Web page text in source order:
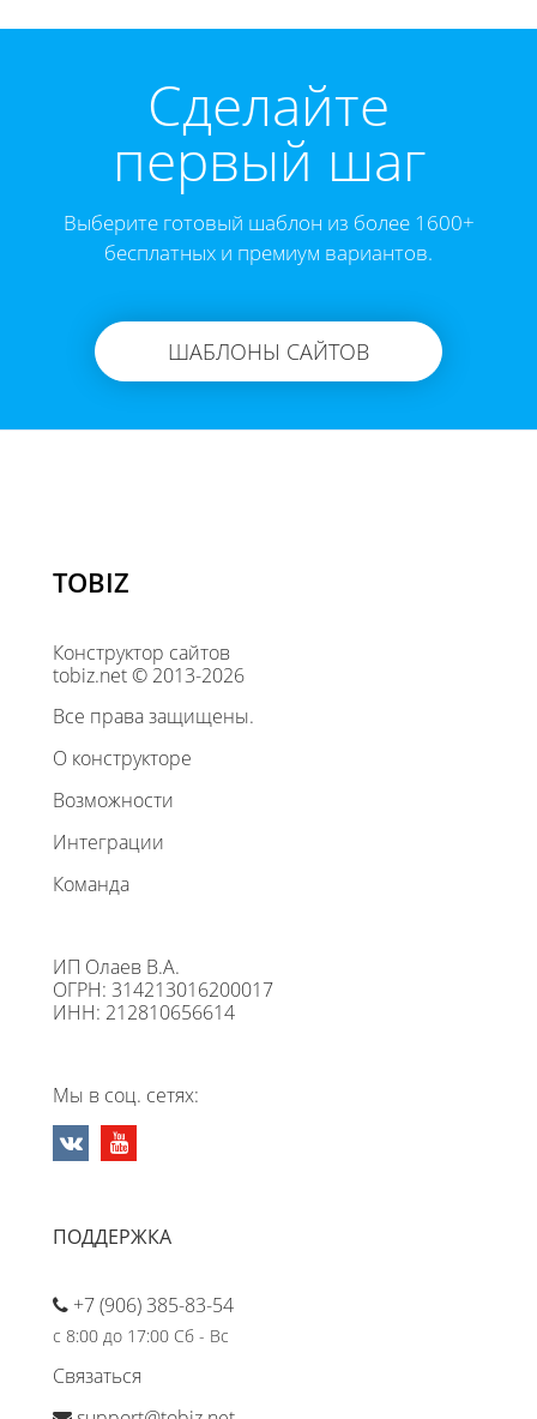
Cделайте
первый шаг
Выберите готовый шаблон из более 1600+
бесплатных и премиум вариантов.
ШАБЛОНЫ САЙТОВ
TOBIZ
Конструктор сайтов
tobiz.net © 2013-2026
Все права защищены.
О конструкторе
Возможности
Интеграции
Команда
ИП Олаев В.А.
ОГРН: 314213016200017
ИНН: 212810656614
Мы в соц. сетях:
ПОДДЕРЖКА
+7 (906) 385-83-54
с 8:00 до 17:00 Сб - Вс
Связаться